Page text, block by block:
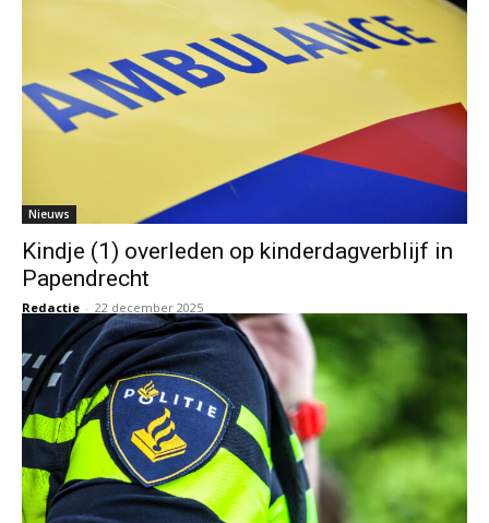
Nieuws
Kindje (1) overleden op kinderdagverblijf in
Papendrecht
Redactie - 22 december 2025